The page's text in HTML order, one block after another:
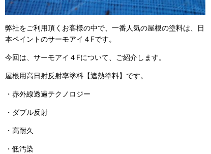
弊社をご利用頂くお客様の中で、一番人気の屋根の塗料は、日
本ペイントのサーモアイ４Fです。
今回は、サーモアイ４Fについて、ご紹介します。
屋根用高日射反射率塗料【遮熱塗料】です。
・赤外線透過テクノロジー
・ダブル反射
・高耐久
・低汚染